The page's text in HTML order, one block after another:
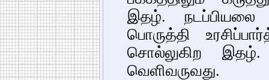
இதழ்.
பொருத்தி
சொல்லுகிற
வெளிவருவது.